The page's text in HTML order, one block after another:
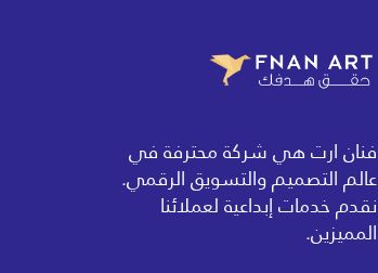
فنان ارت هي شركة محترفة في
عالم التصميم والتسويق الرقمي.
نقدم خدمات إبداعية لعملائنا
المميزين.